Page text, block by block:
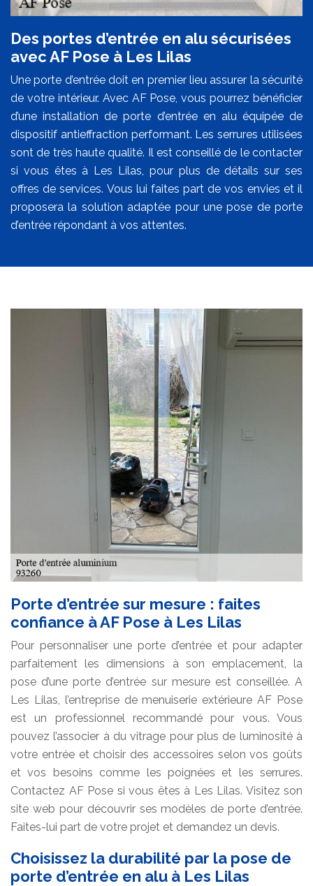
Des portes d’entrée en alu sécurisées
avec AF Pose à Les Lilas
Une porte d’entrée doit en premier lieu assurer la sécurité
de votre intérieur. Avec AF Pose, vous pourrez bénéficier
d’une installation de porte d’entrée en alu équipée de
dispositif antieffraction performant. Les serrures utilisées
sont de très haute qualité. Il est conseillé de le contacter
si vous êtes à Les Lilas, pour plus de détails sur ses
offres de services. Vous lui faites part de vos envies et il
proposera la solution adaptée pour une pose de porte
d’entrée répondant à vos attentes.
Porte d’entrée sur mesure : faites
confiance à AF Pose à Les Lilas
Pour personnaliser une porte d’entrée et pour adapter
parfaitement les dimensions à son emplacement, la
pose d’une porte d’entrée sur mesure est conseillée. A
Les Lilas, l’entreprise de menuiserie extérieure AF Pose
est un professionnel recommandé pour vous. Vous
pouvez l’associer à du vitrage pour plus de luminosité à
votre entrée et choisir des accessoires selon vos goûts
et vos besoins comme les poignées et les serrures.
Contactez AF Pose si vous êtes à Les Lilas. Visitez son
site web pour découvrir ses modèles de porte d’entrée.
Faites-lui part de votre projet et demandez un devis.
Choisissez la durabilité par la pose de
porte d’entrée en alu à Les Lilas